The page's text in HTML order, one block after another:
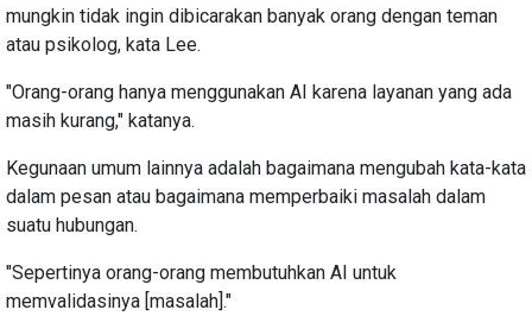
mungkin tidak ingin dibicarakan banyak orang dengan teman
atau psikolog, kata Lee.
"Orang-orang hanya menggunakan AI karena layanan yang ada
masih kurang," katanya.
Kegunaan umum lainnya adalah bagaimana mengubah kata-kata
dalam pesan atau bagaimana memperbaiki masalah dalam
suatu hubungan.
"Sepertinya orang-orang membutuhkan AI untuk
memvalidasinya [masalah]."